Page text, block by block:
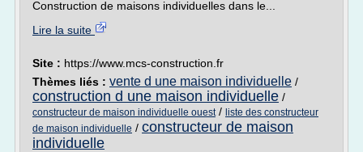
Construction de maisons individuelles dans le...
Lire la suite
Site : https://www.mcs-construction.fr
Thèmes liés : vente d une maison individuelle /
construction d une maison individuelle /
constructeur de maison individuelle ouest/ liste des constructeur
de maison individuelle / constructeur de maison
individuelle